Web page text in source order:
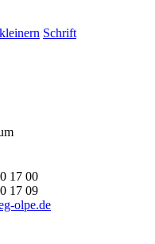
Schrift
17 00
17 09
olpe.de